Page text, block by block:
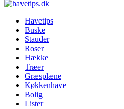
Havetips
Buske
Stauder
Roser
Hække
Træer
Græsplæne
Køkkenhave
Bolig
Lister